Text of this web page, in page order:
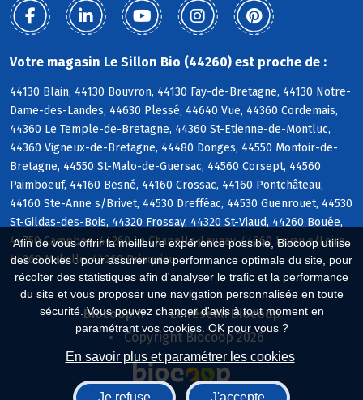
Afin de vous offrir la meilleure expérience possible, Biocoop utilise
des cookies : pour assurer une performance optimale du site, pour
récolter des statistiques afin d'analyser le trafic et la performance
du site et vous proposer une navigation personnalisée en toute
sécurité. Vous pouvez changer d'avis à tout moment en
paramétrant vos cookies. OK pour vous ?
En savoir plus et paramétrer les cookies
Je refuse J'accepte
Votre magasin Le Sillon Bio (44260) est proche de :
44130 Blain, 44130 Bouvron, 44130 Fay-de-Bretagne, 44130 Notre-
Dame-des-Landes, 44630 Plessé, 44640 Vue, 44360 Cordemais,
44360 Le Temple-de-Bretagne, 44360 St-Etienne-de-Montluc,
44360 Vigneux-de-Bretagne, 44480 Donges, 44550 Montoir-de-
Bretagne, 44550 St-Malo-de-Guersac, 44560 Corsept, 44560
Paimboeuf, 44160 Besné, 44160 Crossac, 44160 Pontchâteau,
44160 Ste-Anne s/Brivet, 44530 Drefféac, 44530 Guenrouet, 44530
St-Gildas-des-Bois, 44320 Frossay, 44320 St-Viaud, 44260 Bouée,
44750 Campbon, 44260 La Chapelle-Launay, 44260 Lavau s/Loire,
44260 Malville, 44260 Prinquiau
Biocoop.fr
Le réseau Biocoop
Copyright Biocoop 2026